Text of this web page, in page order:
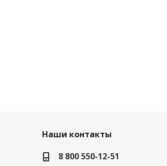
Наши контакты
8 800 550-12-51